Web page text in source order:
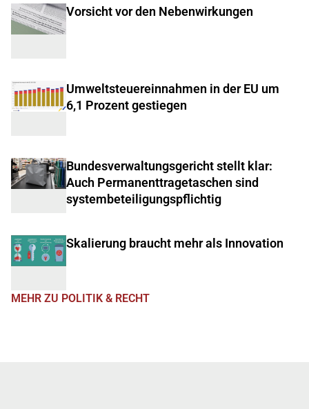
Vorsicht vor den Nebenwirkungen
Umweltsteuereinnahmen in der EU um
6,1 Prozent gestiegen
Bundesverwaltungsgericht stellt klar:
Auch Permanenttragetaschen sind
systembeteiligungspflichtig
Skalierung braucht mehr als Innovation
MEHR ZU POLITIK & RECHT